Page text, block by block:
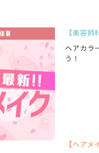
美容師
ヘアカラ
う！
ヘアメ